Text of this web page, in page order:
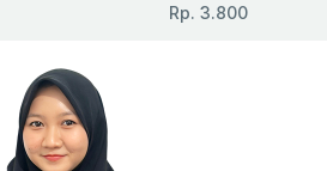
Rp. 3.800